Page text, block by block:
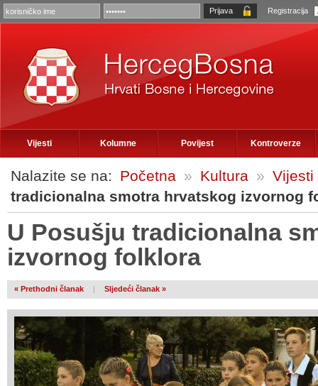
Registracija
Vijesti Kolumne Povijest Kontroverze
Nalazite se na: Početna » Kultura » Vijesti
tradicionalna smotra hrvatskog izvornog
U Posušju tradicionalna
izvornog folklora
« Prethodni članak | Sljedeći članak »